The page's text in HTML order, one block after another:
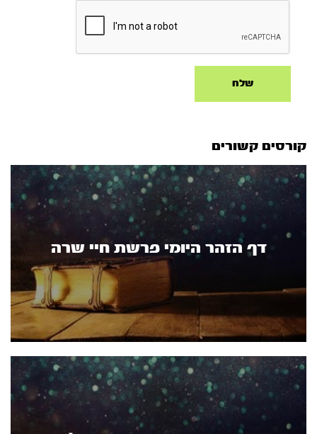
קורסים קשורים
דף הזהר היומי פרשת חיי שרה